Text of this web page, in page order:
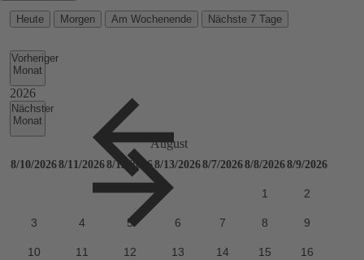
Heute Morgen Am Wochenende Nächste 7 Tage
Vorheriger
Monat
Nächster
Monat